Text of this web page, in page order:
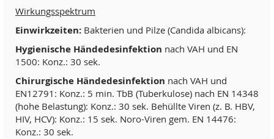
Wirkungsspektrum
Einwirkzeiten: Bakterien und Pilze (Candida albicans):
Hygienische Händedesinfektion nach VAH und EN
1500: Konz.: 30 sek.
Chirurgische Händedesinfektion nach VAH und
EN12791: Konz.: 5 min. TbB (Tuberkulose) nach EN 14348
(hohe Belastung): Konz.: 30 sek. Behüllte Viren (z. B. HBV,
HIV, HCV): Konz.: 15 sek. Noro-Viren gem. EN 14476:
Konz.: 30 sek.